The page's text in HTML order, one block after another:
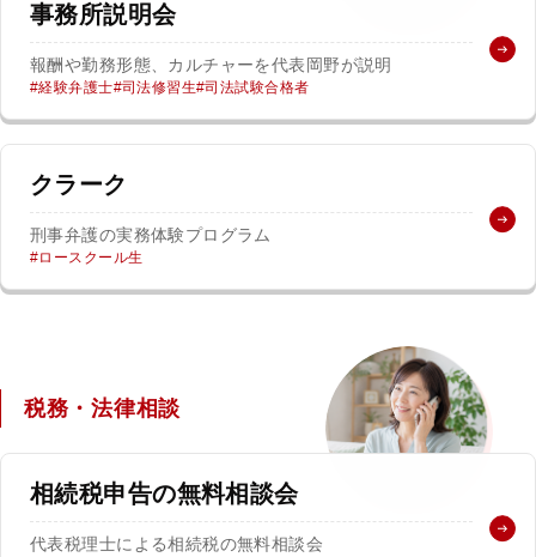
事務所説明会
報酬や勤務形態、カルチャーを代表岡野が説明
経験弁護士 司法修習生 司法試験合格者
クラーク
刑事弁護の実務体験プログラム
ロースクール生
税務・法律相談
相続税申告の無料相談会
代表税理士による相続税の無料相談会
特設サイト
相談先情報サイト
法人グループ
プライバシーポリシー